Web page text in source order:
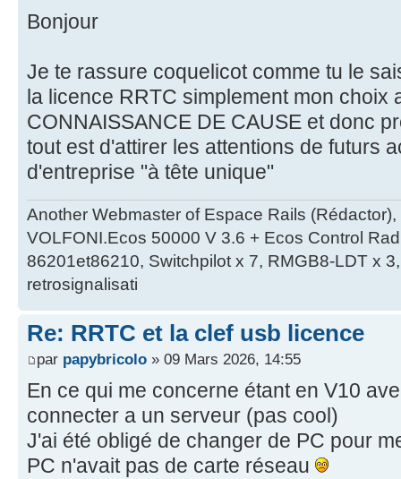
Bonjour
Je te rassure coquelicot comme tu le
la licence RRTC simplement mon choix
CONNAISSANCE DE CAUSE et donc
tout est d'attirer les attentions de futurs
d'entreprise "à tête unique"
Another Webmaster of Espace Rails
VOLFONI.Ecos 50000 V 3.6 + Ecos Control
86201et86210, Switchpilot x 7, RMGB8-LDT x
retrosignalisati
Re: RRTC et la clef usb licence
par papybricolo » 09 Mars 2026, 14:55
En ce qui me concerne étant en V10
connecter a un serveur (pas cool)
J'ai été obligé de changer de PC pour
PC n'avait pas de carte réseau